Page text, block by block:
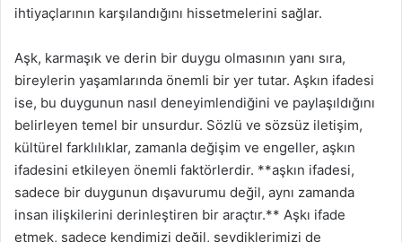
ihtiyaçlarının karşılandığını hissetmelerini sağlar.
Aşk, karmaşık ve derin bir duygu olmasının yanı sıra,
bireylerin yaşamlarında önemli bir yer tutar. Aşkın ifadesi
ise, bu duygunun nasıl deneyimlendiğini ve paylaşıldığını
belirleyen temel bir unsurdur. Sözlü ve sözsüz iletişim,
kültürel farklılıklar, zamanla değişim ve engeller, aşkın
ifadesini etkileyen önemli faktörlerdir. **aşkın ifadesi,
sadece bir duygunun dışavurumu değil, aynı zamanda
insan ilişkilerini derinleştiren bir araçtır.** Aşkı ifade
etmek, sadece kendimizi değil, sevdiklerimizi de